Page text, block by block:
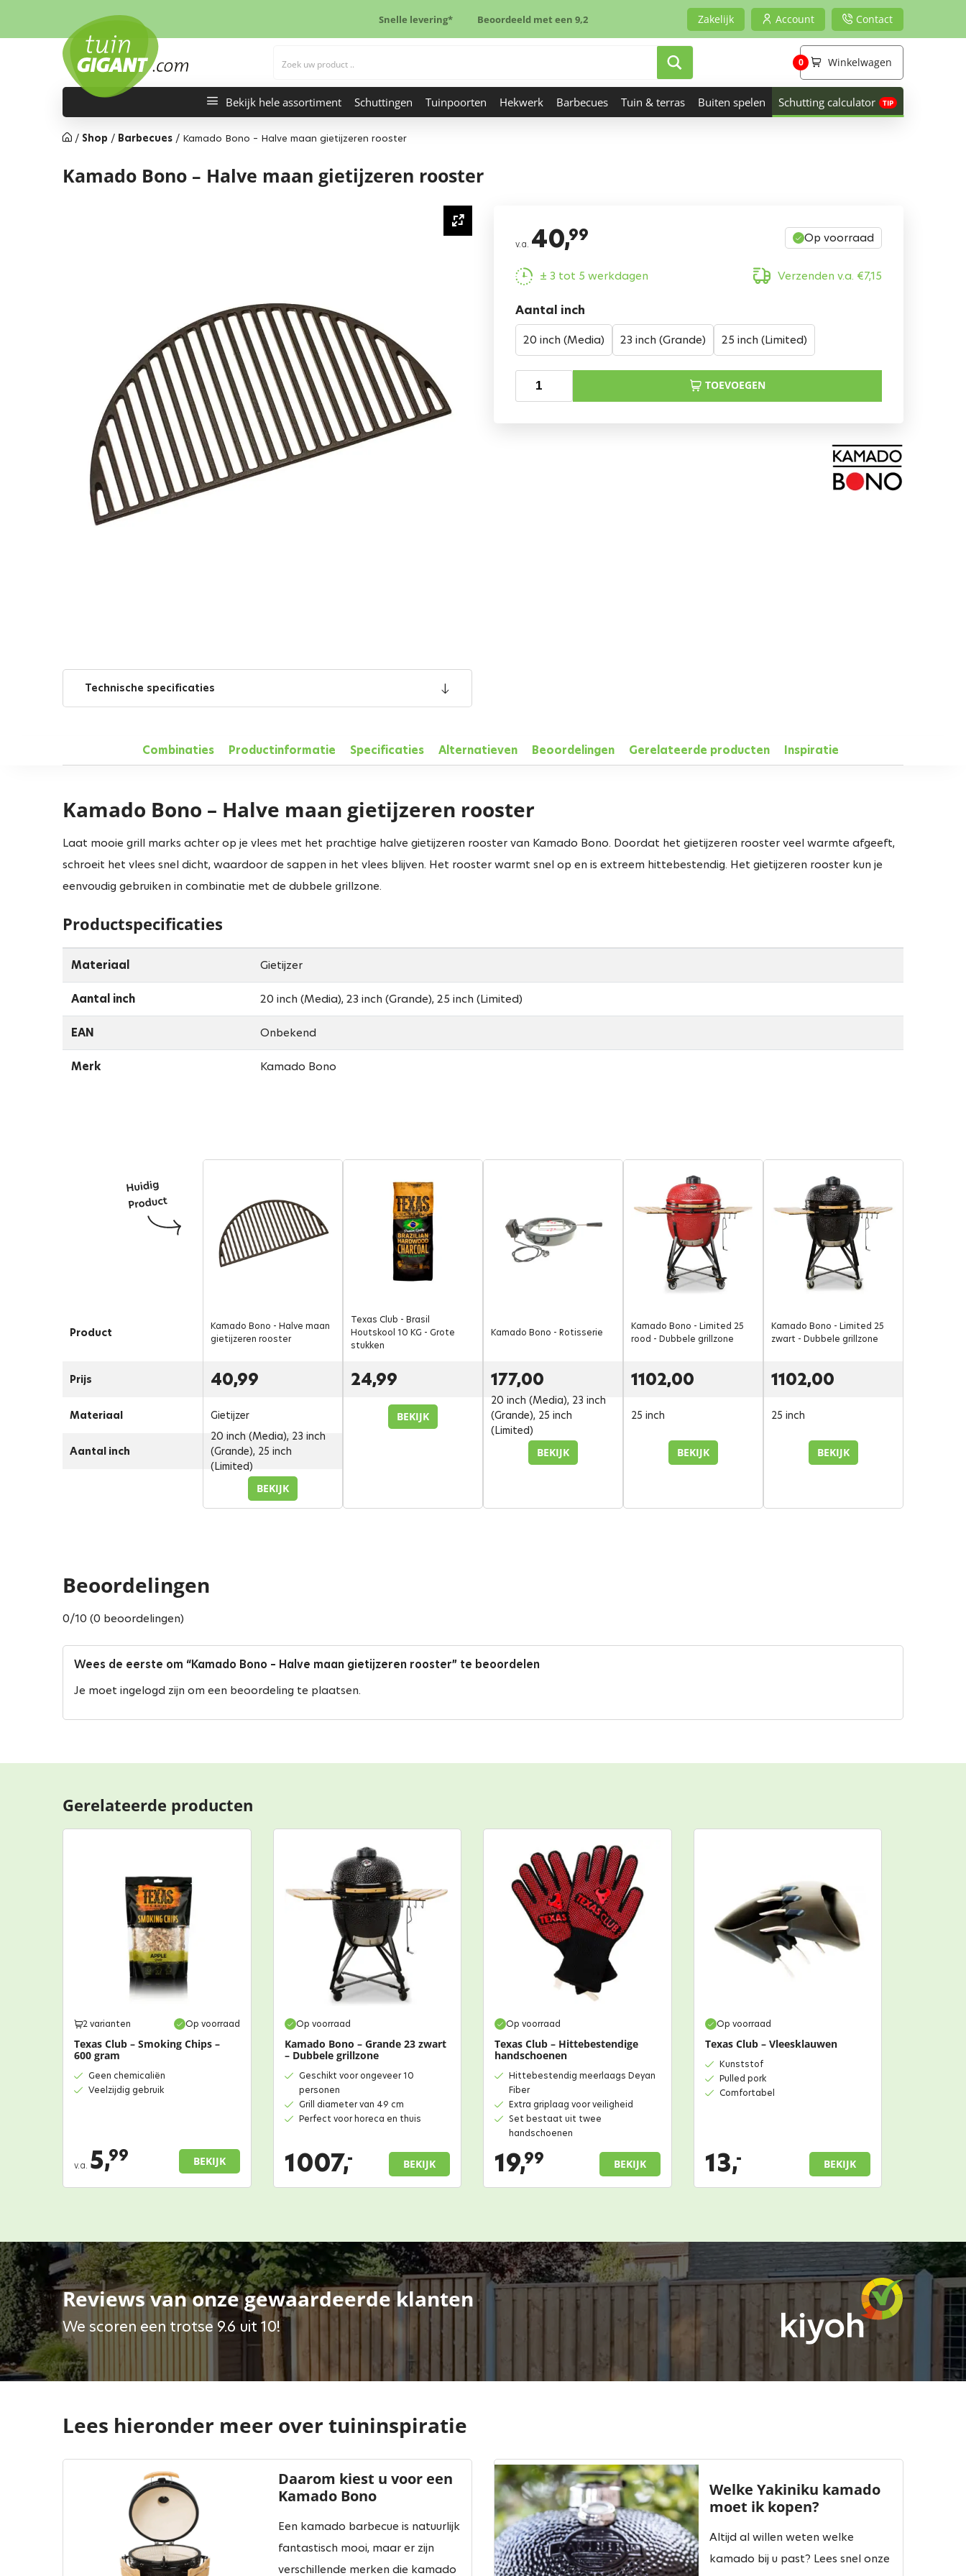
Snelle levering* Beoordeeld met een 9,2 Zakelijk Account Contact
Winkelwagen
0
Bekijk hele assortiment Schuttingen Tuinpoorten Hekwerk Barbecues Tuin & terras Buiten spelen Schutting calculator
/ Shop / Barbecues / Kamado Bono – Halve maan gietijzeren rooster
Kamado Bono – Halve maan gietijzeren rooster
Technische specificaties
v.a. 40,99 Op voorraad
± 3 tot 5 werkdagen Verzenden v.a. €7,15
Aantal inch
20 inch (Media) 23 inch (Grande) 25 inch (Limited)
TOEVOEGEN
Combinaties Productinformatie Specificaties Alternatieven Beoordelingen Gerelateerde producten Inspiratie
Kamado Bono – Halve maan gietijzeren rooster
Laat mooie grill marks achter op je vlees met het prachtige halve gietijzeren rooster van Kamado Bono. Doordat het gietijzeren rooster veel warmte afgeeft,
schroeit het vlees snel dicht, waardoor de sappen in het vlees blijven. Het rooster warmt snel op en is extreem hittebestendig. Het gietijzeren rooster kun je
eenvoudig gebruiken in combinatie met de dubbele grillzone.
Productspecificaties
Materiaal Gietijzer
Aantal inch 20 inch (Media), 23 inch (Grande), 25 inch (Limited)
EAN Onbekend
Merk Kamado Bono
Product
Prijs
Materiaal
Aantal inch
Kamado Bono - Halve maan
gietijzeren rooster
40,99
Gietijzer
20 inch (Media), 23 inch
(Grande), 25 inch
(Limited)
BEKIJK
Texas Club - Brasil
Houtskool 10 KG - Grote
stukken
24,99
BEKIJK
Kamado Bono - Rotisserie
177,00
20 inch (Media), 23 inch
(Grande), 25 inch
(Limited)
BEKIJK
Kamado Bono - Limited 25
rood - Dubbele grillzone
1102,00
25 inch
BEKIJK
Kamado Bono - Limited 25
zwart - Dubbele grillzone
1102,00
25 inch
BEKIJK
Beoordelingen
0/10 (0 beoordelingen)
Wees de eerste om “Kamado Bono – Halve maan gietijzeren rooster” te beoordelen
Je moet ingelogd zijn om een beoordeling te plaatsen.
Gerelateerde producten
2 varianten Op voorraad
Texas Club – Smoking Chips –
600 gram
Geen chemicaliën
Veelzijdig gebruik
v.a. 5,99 BEKIJK
Op voorraad
Kamado Bono – Grande 23 zwart
– Dubbele grillzone
Geschikt voor ongeveer 10
personen
Grill diameter van 49 cm
Perfect voor horeca en thuis
1007,- BEKIJK
Op voorraad
Texas Club – Hittebestendige
handschoenen
Hittebestendig meerlaags Deyan
Fiber
Extra griplaag voor veiligheid
Set bestaat uit twee
handschoenen
19,99 BEKIJK
Op voorraad
Texas Club – Vleesklauwen
Kunststof
Pulled pork
Comfortabel
13,- BEKIJK
Reviews van onze gewaardeerde klanten
We scoren een trotse 9.6 uit 10!
Lees hieronder meer over tuininspiratie
Daarom kiest u voor een
Kamado Bono
Een kamado barbecue is natuurlijk
fantastisch mooi, maar er zijn
verschillende merken die kamado
Welke Yakiniku kamado
moet ik kopen?
Altijd al willen weten welke
kamado bij u past? Lees snel onze